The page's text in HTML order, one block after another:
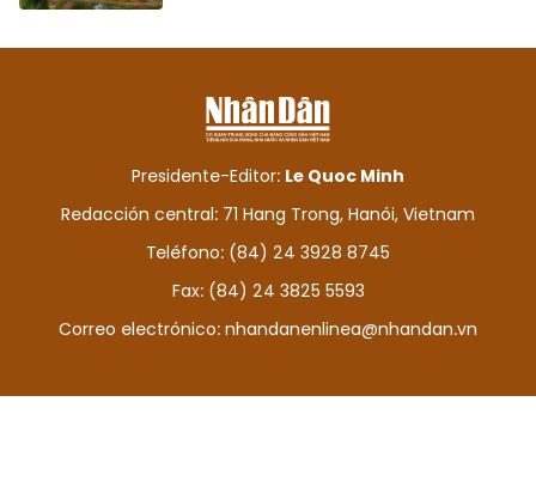
Presidente-Editor: Le Quoc Minh
Redacción central: 71 Hang Trong, Hanói, Vietnam
Teléfono: (84) 24 3928 8745
Fax: (84) 24 3825 5593
Correo electrónico: nhandanenlinea@nhandan.vn